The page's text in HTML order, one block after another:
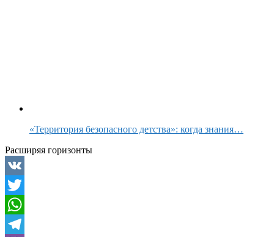
«Территория безопасного детства»: когда знания…
Расширяя горизонты
VK
Twitter
WhatsApp